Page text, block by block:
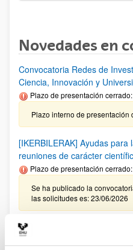
Novedades en
Convocatoria Redes de
Ciencia, Innovación y
Plazo de presentación
Plazo interno de presentación
[IKERBILERAK] Ayudas
reuniones de carácter
Plazo de presentación
Se ha publicado la
las solicitudes es: 23/06/2026
Ayudas del Programa Red
Tecnología e Innovación